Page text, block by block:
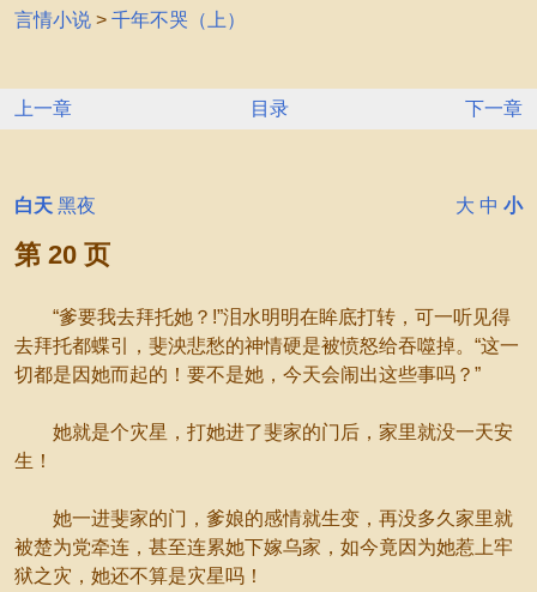
言情小说 > 千年不哭（上）
上一章 目录 下一章
白天 黑夜 大 中 小
第 20 页
“爹要我去拜托她？!”泪水明明在眸底打转，可一听见得
去拜托都蝶引，斐泱悲愁的神情硬是被愤怒给吞噬掉。“这一
切都是因她而起的！要不是她，今天会闹出这些事吗？”
她就是个灾星，打她进了斐家的门后，家里就没一天安
生！
她一进斐家的门，爹娘的感情就生变，再没多久家里就
被楚为党牵连，甚至连累她下嫁乌家，如今竟因为她惹上牢
狱之灾，她还不算是灾星吗！